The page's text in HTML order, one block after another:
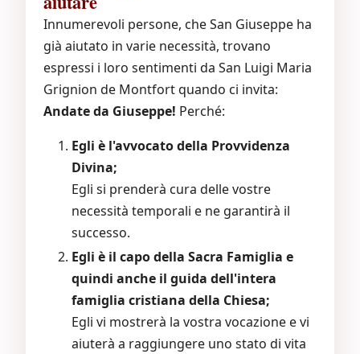
Innumerevoli persone, che San Giuseppe ha
già aiutato in varie necessità, trovano
espressi i loro sentimenti da San Luigi Maria
Grignion de Montfort quando ci invita:
Andate da Giuseppe! Perché:
Egli è l'avvocato della Provvidenza
Divina;
Egli si prenderà cura delle vostre
necessità temporali e ne garantirà il
successo.
Egli è il capo della Sacra Famiglia e
quindi anche il guida dell'intera
famiglia cristiana della Chiesa;
Egli vi mostrerà la vostra vocazione e vi
aiuterà a raggiungere uno stato di vita